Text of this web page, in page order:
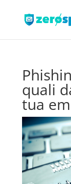
quali
tua